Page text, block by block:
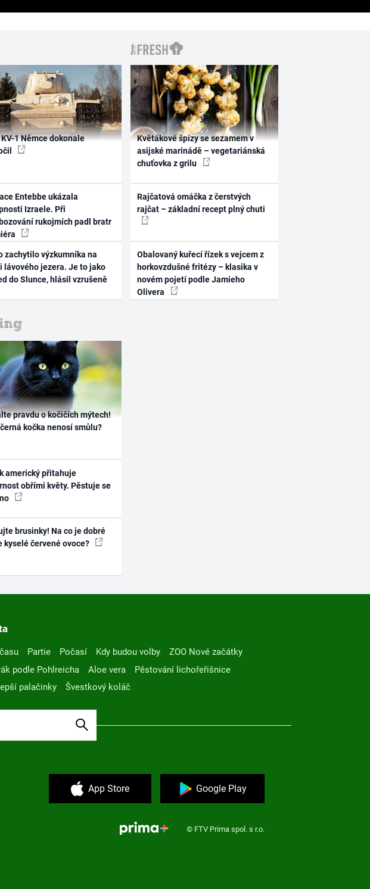
1 Němce dokonale
Entebbe ukázala
Izraele. Při
rukojmích padl bratr
zachytilo výzkumníka na
lávového jezera. Je to jako
do Slunce, hlásil vzrušeně
Květákové špízy se sezamem v
asijské marinádě – vegetariánská
chuťovka z grilu
Rajčatová omáčka z čerstvých
rajčat – základní recept plný chuti
Obalovaný kuřecí řízek s vejcem z
horkovzdušné fritézy – klasika v
novém pojetí podle Jamieho
Olivera
pravdu o kočičích mýtech!
kočka nenosí smůlu?
americký přitahuje
obřími květy. Pěstuje se
brusinky! Na co je dobré
kyselé červené ovoce?
Partie Počasí Kdy budou volby
ZOO Nové začátky
podle Pohlreicha Aloe vera
Pěstování lichořeřišnice
palačinky Švestkový koláč
App Store Google Play
© FTV Prima spol. s r.o.